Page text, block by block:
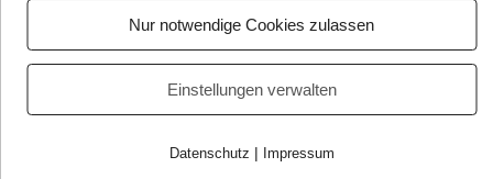
Die Trainer haben gemerkt, dass bei den
Teilnehmerinnen die Sensibilisierung durch Gestik und
Mimik viel schneller und stärker angenommen wurde
als bei hörenden Personen und die Ausdruckskraft des
Nur notwendige Cookies zulassen
Einstellungen verwalten
Datenschutz | Impressum